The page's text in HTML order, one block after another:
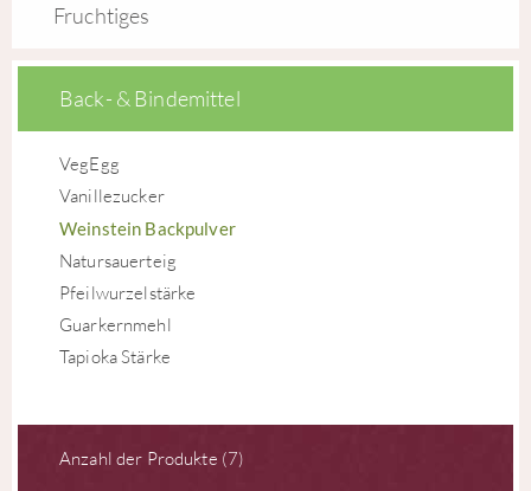
Fruchtiges
Back- & Bindemittel
VegEgg
Vanillezucker
Weinstein Backpulver
Natursauerteig
Pfeilwurzelstärke
Guarkernmehl
Tapioka Stärke
Anzahl der Produkte (7)